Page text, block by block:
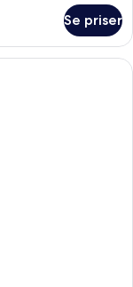
Se priser